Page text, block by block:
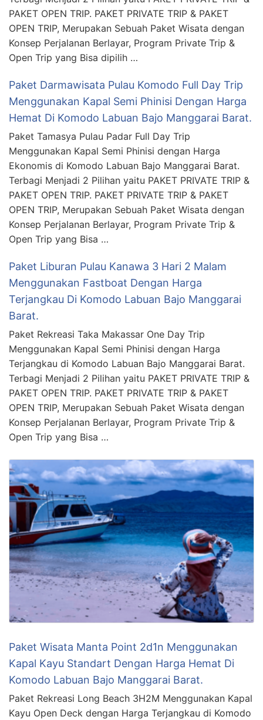
PAKET OPEN TRIP. PAKET PRIVATE TRIP & PAKET
OPEN TRIP, Merupakan Sebuah Paket Wisata dengan
Konsep Perjalanan Berlayar, Program Private Trip &
Open Trip yang Bisa dipilih …
Paket Darmawisata Pulau Komodo Full Day Trip
Menggunakan Kapal Semi Phinisi Dengan Harga
Hemat Di Komodo Labuan Bajo Manggarai Barat.
Paket Tamasya Pulau Padar Full Day Trip
Menggunakan Kapal Semi Phinisi dengan Harga
Ekonomis di Komodo Labuan Bajo Manggarai Barat.
Terbagi Menjadi 2 Pilihan yaitu PAKET PRIVATE TRIP &
PAKET OPEN TRIP. PAKET PRIVATE TRIP & PAKET
OPEN TRIP, Merupakan Sebuah Paket Wisata dengan
Konsep Perjalanan Berlayar, Program Private Trip &
Open Trip yang Bisa …
Paket Liburan Pulau Kanawa 3 Hari 2 Malam
Menggunakan Fastboat Dengan Harga
Terjangkau Di Komodo Labuan Bajo Manggarai
Barat.
Paket Rekreasi Taka Makassar One Day Trip
Menggunakan Kapal Semi Phinisi dengan Harga
Terjangkau di Komodo Labuan Bajo Manggarai Barat.
Terbagi Menjadi 2 Pilihan yaitu PAKET PRIVATE TRIP &
PAKET OPEN TRIP. PAKET PRIVATE TRIP & PAKET
OPEN TRIP, Merupakan Sebuah Paket Wisata dengan
Konsep Perjalanan Berlayar, Program Private Trip &
Open Trip yang Bisa …
Paket Wisata Manta Point 2d1n Menggunakan
Kapal Kayu Standart Dengan Harga Hemat Di
Komodo Labuan Bajo Manggarai Barat.
Paket Rekreasi Long Beach 3H2M Menggunakan Kapal
Kayu Open Deck dengan Harga Terjangkau di Komodo